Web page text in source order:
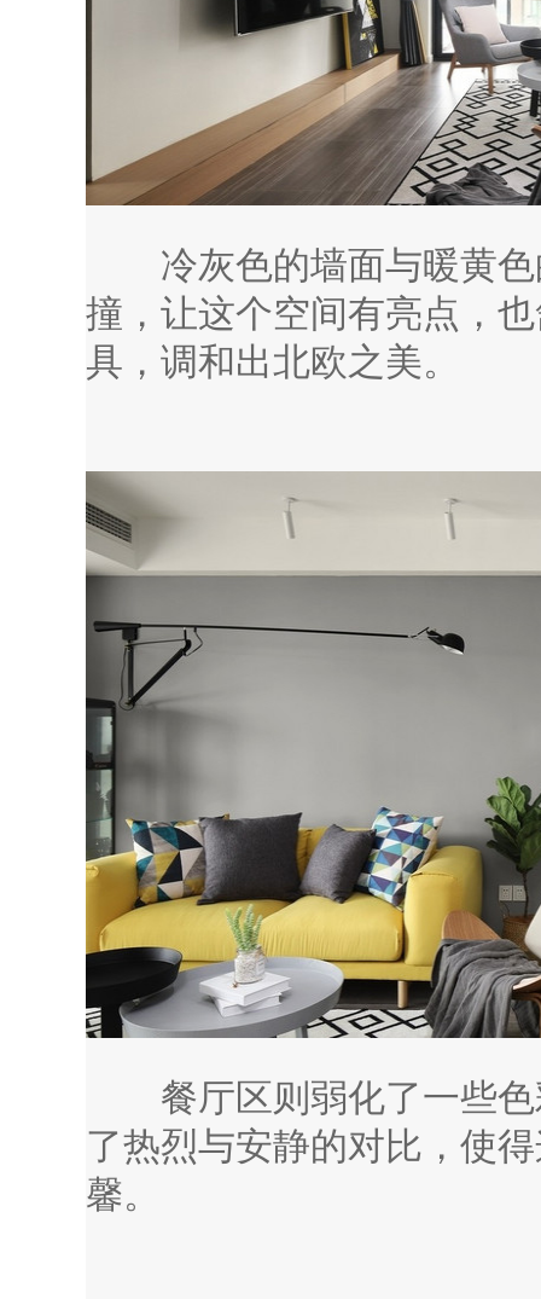
冷灰色的墙面与暖黄色
撞，让这个空间有亮点，
具，调和出北欧之美。
餐厅区则弱化了一些色
了热烈与安静的对比，使
馨。